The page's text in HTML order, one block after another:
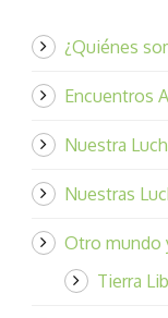
¿Quiénes
Encuentros
Nuestra
Nuestras
Otro mundo
Tierra